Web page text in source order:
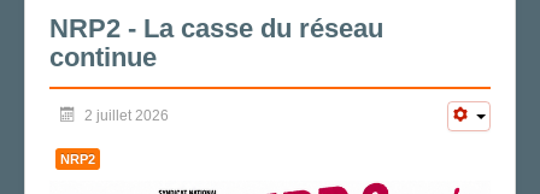
ACTUALITÉ
CSAL
CAP/Recours
FS SSCT
Action sociale
NRP2 - La casse du réseau
continue
2 juillet 2026
NRP2